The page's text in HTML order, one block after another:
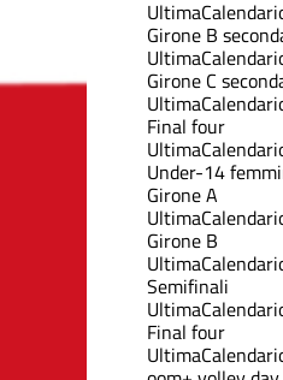
Ultima
Girone B
Ultima
Girone C
Ultima
Final four
Ultima
Under-14
Girone A
Ultima
Girone B
Ultima
Semifinali
Ultima
Final four
Ultima